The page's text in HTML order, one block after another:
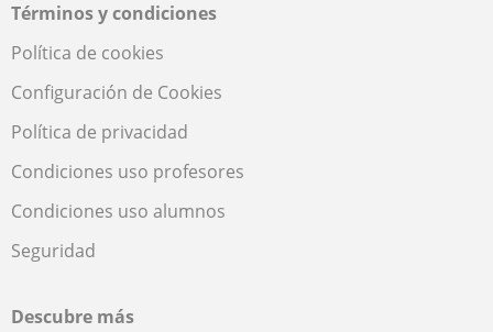
Términos y condiciones
Política de cookies
Configuración de Cookies
Política de privacidad
Condiciones uso profesores
Condiciones uso alumnos
Seguridad
Descubre más